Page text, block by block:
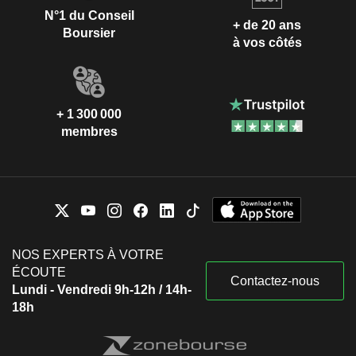
N°1 du Conseil
Boursier
+ de 20 ans
à vos côtés
+ 1 300 000
membres
NOS EXPERTS À VOTRE
ÉCOUTE
Lundi - Vendredi 9h-12h / 14h-
18h
Contactez-nous